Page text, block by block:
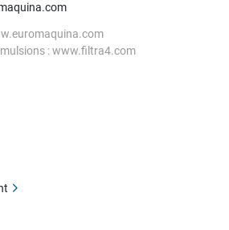
: www.filtra4.com